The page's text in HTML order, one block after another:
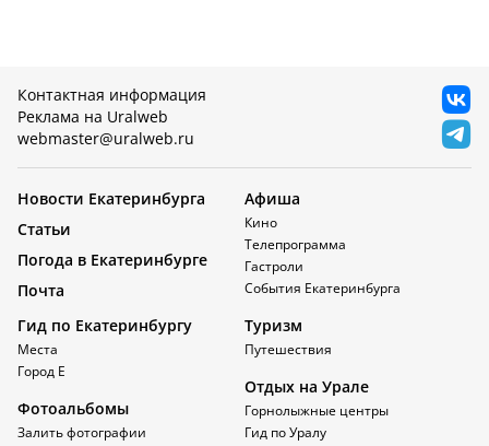
Контактная информация
Реклама на Uralweb
webmaster@uralweb.ru
Новости Екатеринбурга
Статьи
Погода в Екатеринбурге
Почта
Афиша
Кино
Телепрограмма
Гастроли
События Екатеринбурга
Гид по Екатеринбургу
Места
Город Е
Фотоальбомы
Залить фотографии
Туризм
Путешествия
Отдых на Урале
Горнолыжные центры
Гид по Уралу